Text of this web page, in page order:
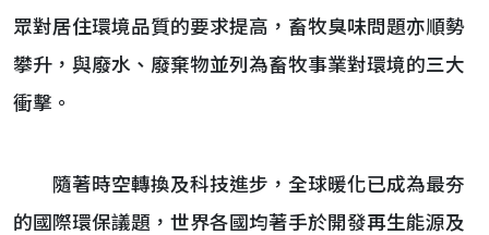
眾對居住環境品質的要求提高，畜牧臭味問題亦順勢
攀升，與廢水、廢棄物並列為畜牧事業對環境的三大
衝擊。
隨著時空轉換及科技進步，全球暖化已成為最夯
的國際環保議題，世界各國均著手於開發再生能源及